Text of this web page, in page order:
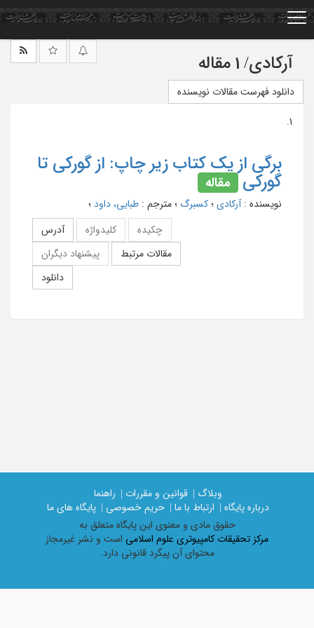
Skip
to
آرکادی/ 1 مقاله
دانلود فهرست مقالات نویسنده
1.
برگی از یک کتاب زیر چاپ: از گورکی تا
گورکی
مقاله
نویسنده : آرکادی ؛ کسبرگ ؛ مترجم : طبایی، داود ؛
چکیده کلیدواژه آدرس
مقالات مرتبط پیشنهاد دیگران
دانلود
وبلاگ | قوانین و مقررات |
راهنما
درباره پایگاه |
ارتباط با ما | حریم خصوصی |
پایگاه های ما
حقوق مادی و معنوی اين پايگاه متعلق به
مرکز تحقیقات کامپیوتری علوم اسلامی است و نشر غیرمجاز
محتوای آن پیگرد قانونی دارد.